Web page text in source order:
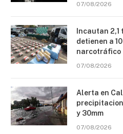
07/08/2026
Incautan
detienen a
narcotráfico
07/08/2026
Alerta en
y 30mm
07/08/2026